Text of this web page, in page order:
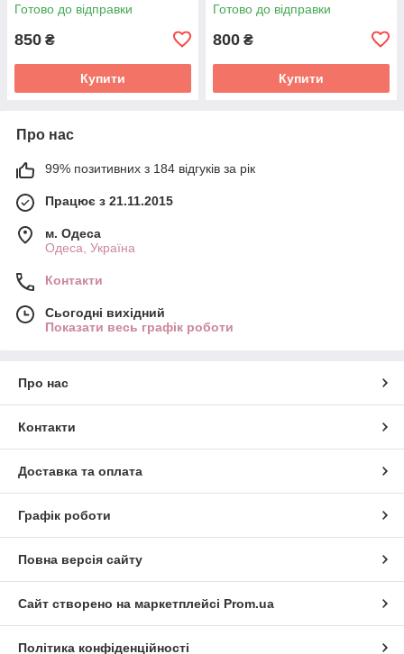
Готово до відправки
850 ₴
Купити
Готово до відправки
800 ₴
Купити
Про нас
99% позитивних з 184 відгуків за рік
Працює з 21.11.2015
м. Одеса
Одеса, Україна
Контакти
Сьогодні вихідний
Показати весь графік роботи
Про нас
Контакти
Доставка та оплата
Графік роботи
Повна версія сайту
Сайт створено на маркетплейсі Prom.ua
Політика конфіденційності